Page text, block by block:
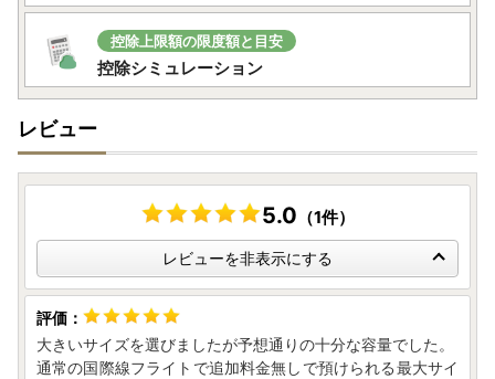
控除上限額の限度額と目安
控除シミュレーション
レビュー
5.0 （1件）
レビューを非表示にする
大きいサイズを選びましたが予想通りの十分な容量でした。
通常の国際線フライトで追加料金無しで預けられる最大サイ